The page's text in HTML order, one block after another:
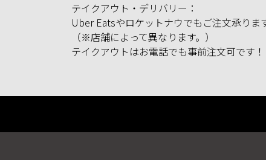
テイクアウト・デリバリー：
Uber Eatsやロケットナウでもご注文承りま
（※店舗によって異なります。）
テイクアウトはお電話でも事前注文可です！